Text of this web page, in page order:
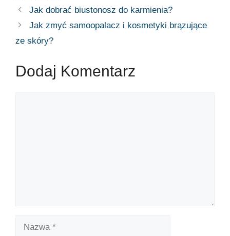
Jak dobrać biustonosz do karmienia?
Jak zmyć samoopalacz i kosmetyki brązujące
ze skóry?
Dodaj Komentarz